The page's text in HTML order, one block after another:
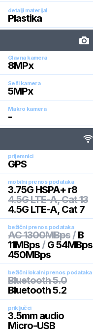
detalji materijal
Plastika
Glavna kamera
8MPx
Selfi kamera
5MPx
Makro kamera
-
prijemnici
GPS
mobilni prenos podataka
3.75G HSPA+ r8
4.5G LTE-A, Cat 13
4.5G LTE-A, Cat 7
bežični prenos podataka
AC 1300MBps / B
11MBps / G 54MBps
450MBps
bežični lokalni prenos podataka
Bluetooth 5.0
Bluetooth 5.2
priključci
3.5mm audio
Micro-USB